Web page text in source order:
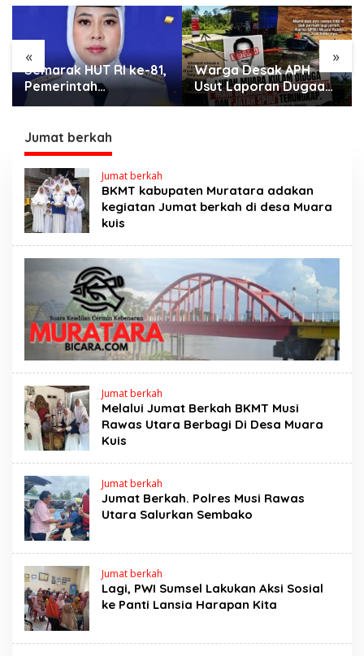
« »
Semarak HUT RI ke-81,
Pemerintah
Kecamatan Rawas Ulu
Warga Desak APH
Usut Laporan Dugaan
Keterlibatan Oknum
Jumat berkah
Jumat berkah
BKMT kabupaten Muratara adakan
kegiatan Jumat berkah di desa Muara
kuis
Jumat berkah
Melalui Jumat Berkah BKMT Musi
Rawas Utara Berbagi Di Desa Muara
Kuis
Jumat berkah
Jumat Berkah. Polres Musi Rawas
Utara Salurkan Sembako
Jumat berkah
Lagi, PWI Sumsel Lakukan Aksi Sosial
ke Panti Lansia Harapan Kita